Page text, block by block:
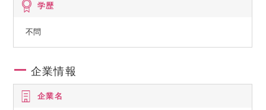
学歴
不問
企業情報
企業名